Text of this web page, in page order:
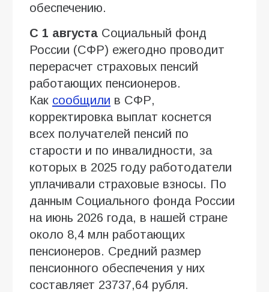
обеспечению.
С 1 августа Социальный фонд
России (СФР) ежегодно проводит
перерасчет страховых пенсий
работающих пенсионеров.
Как сообщили в СФР,
корректировка выплат коснется
всех получателей пенсий по
старости и по инвалидности, за
которых в 2025 году работодатели
уплачивали страховые взносы. По
данным Социального фонда России
на июнь 2026 года, в нашей стране
около 8,4 млн работающих
пенсионеров. Средний размер
пенсионного обеспечения у них
составляет 23737,64 рубля.